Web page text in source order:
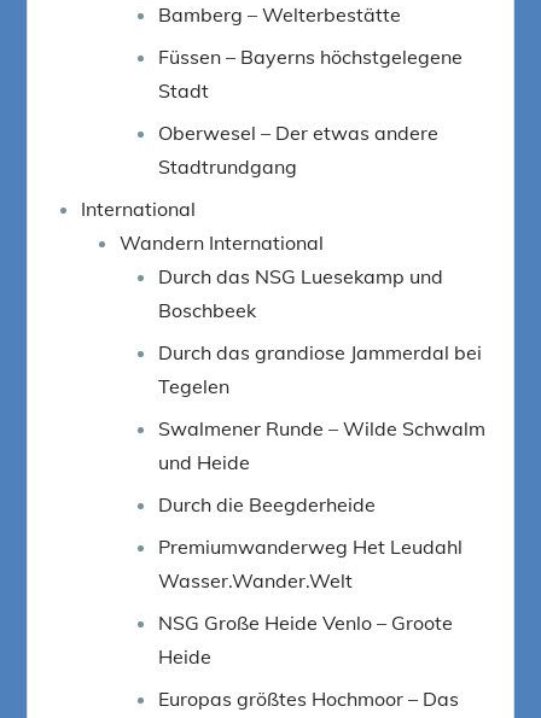
Bamberg – Welterbestätte
Füssen – Bayerns höchstgelegene
Stadt
Oberwesel – Der etwas andere
Stadtrundgang
International
Wandern International
Durch das NSG Luesekamp und
Boschbeek
Durch das grandiose Jammerdal bei
Tegelen
Swalmener Runde – Wilde Schwalm
und Heide
Durch die Beegderheide
Premiumwanderweg Het Leudahl
Wasser.Wander.Welt
NSG Große Heide Venlo – Groote
Heide
Europas größtes Hochmoor – Das